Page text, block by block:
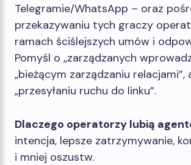
Telegramie/WhatsApp – oraz
przekazywaniu tych graczy
ramach ściślejszych umów i
Pomyśl o „zarządzanych
„bieżącym zarządzaniu relacjami”,
„przesyłaniu ruchu do linku”.
Dlaczego operatorzy lubią
intencja, lepsze zatrzymywanie,
i mniej oszustw.